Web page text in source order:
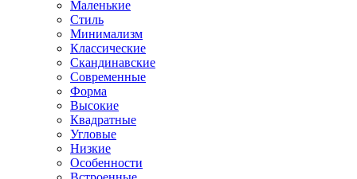
Маленькие
Стиль
Минимализм
Классические
Скандинавские
Современные
Форма
Высокие
Квадратные
Угловые
Низкие
Особенности